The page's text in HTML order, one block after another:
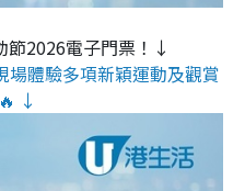
節2026電子門票！↓
體驗多項新穎運動及觀賞
↓